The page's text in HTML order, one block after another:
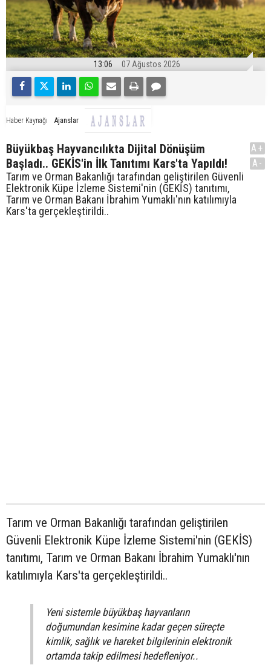
13:06 07 Ağustos 2026
Haber Kaynağı Ajanslar
Büyükbaş Hayvancılıkta Dijital Dönüşüm
Başladı.. GEKİS'in İlk Tanıtımı Kars'ta Yapıldı!
Tarım ve Orman Bakanlığı tarafından geliştirilen Güvenli
Elektronik Küpe İzleme Sistemi'nin (GEKİS) tanıtımı,
Tarım ve Orman Bakanı İbrahim Yumaklı'nın katılımıyla
Kars'ta gerçekleştirildi..
A+
A-
Tarım ve Orman Bakanlığı tarafından geliştirilen
Güvenli Elektronik Küpe İzleme Sistemi'nin (GEKİS)
tanıtımı, Tarım ve Orman Bakanı İbrahim Yumaklı'nın
katılımıyla Kars'ta gerçekleştirildi..
Yeni sistemle büyükbaş hayvanların
doğumundan kesimine kadar geçen süreçte
kimlik, sağlık ve hareket bilgilerinin elektronik
ortamda takip edilmesi hedefleniyor..